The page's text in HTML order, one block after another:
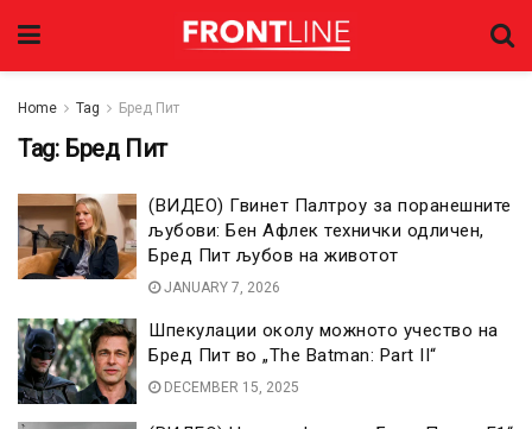
Home Tag Бред Пит
Tag: Бред Пит
(ВИДЕО) Гвинет Палтроу за поранешните
љубови: Бен Афлек технички одличен,
Бред Пит љубов на животот
JANUARY 7, 2026
Шпекулации околу можното учество на
Бред Пит во „The Batman: Part II“
DECEMBER 15, 2025